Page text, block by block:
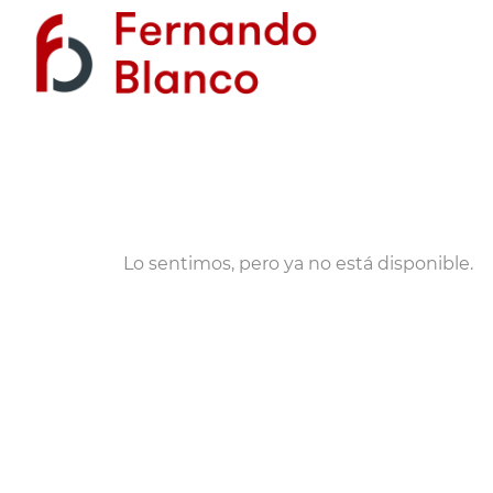
Lo sentimos, pero ya no está disponible.